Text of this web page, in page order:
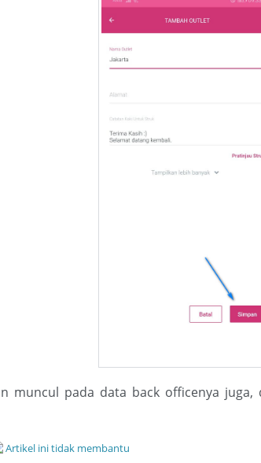
muncul pada data back officenya
Artikel ini tidak membantu